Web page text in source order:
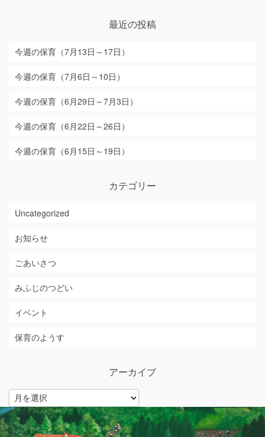
最近の投稿
今週の保育（7月13日～17日）
今週の保育（7月6日～10日）
今週の保育（6月29日～7月3日）
今週の保育（6月22日～26日）
今週の保育（6月15日～19日）
カテゴリー
Uncategorized
お知らせ
ごあいさつ
みふじのつどい
イベント
保育のようす
アーカイブ
ア
ー
カ
イ